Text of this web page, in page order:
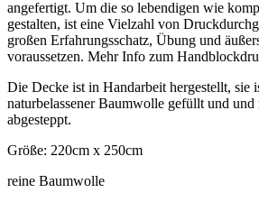
angefertigt. Um die so lebendigen wie
gestalten, ist eine Vielzahl von
großen Erfahrungsschatz, Übung und
voraussetzen. Mehr Info zum
Die Decke ist in Handarbeit hergestellt, sie
naturbelassener Baumwolle gefüllt und und
abgesteppt.
Größe: 220cm x 250cm
reine Baumwolle